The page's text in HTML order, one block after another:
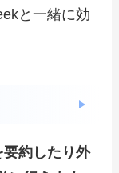
と一緒に効
約したり外